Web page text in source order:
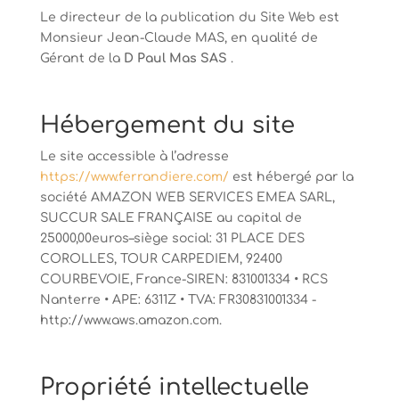
Le directeur de la publication du Site Web est
Monsieur Jean-Claude MAS, en qualité de
Gérant de la D Paul Mas SAS .
Hébergement du site
Le site accessible à l’adresse
https://www.ferrandiere.com/ est hébergé par la
société AMAZON WEB SERVICES EMEA SARL,
SUCCUR SALE FRANÇAISE au capital de
25000,00euros–siège social: 31 PLACE DES
COROLLES, TOUR CARPEDIEM, 92400
COURBEVOIE, France-SIREN: 831001334 • RCS
Nanterre • APE: 6311Z • TVA: FR30831001334 -
http://www.aws.amazon.com.
Propriété intellectuelle